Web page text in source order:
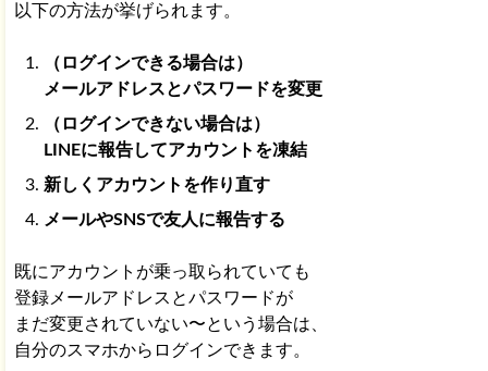
以下の方法が挙げられます。
（ログインできる場合は）
メールアドレスとパスワードを変更
（ログインできない場合は）
LINEに報告してアカウントを凍結
新しくアカウントを作り直す
メールやSNSで友人に報告する
既にアカウントが乗っ取られていても
登録メールアドレスとパスワードが
まだ変更されていない〜という場合は、
自分のスマホからログインできます。